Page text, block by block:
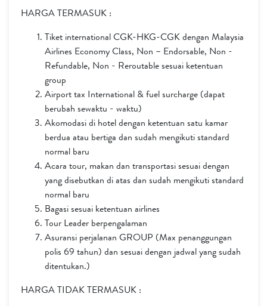
HARGA TERMASUK :
Tiket international CGK-HKG-CGK dengan Malaysia
Airlines Economy Class, Non – Endorsable, Non -
Refundable, Non - Reroutable sesuai ketentuan
group
Airport tax International & fuel surcharge (dapat
berubah sewaktu - waktu)
Akomodasi di hotel dengan ketentuan satu kamar
berdua atau bertiga dan sudah mengikuti standard
normal baru
Acara tour, makan dan transportasi sesuai dengan
yang disebutkan di atas dan sudah mengikuti standard
normal baru
Bagasi sesuai ketentuan airlines
Tour Leader berpengalaman
Asuransi perjalanan GROUP (Max penanggungan
polis 69 tahun) dan sesuai dengan jadwal yang sudah
ditentukan.)
HARGA TIDAK TERMASUK :